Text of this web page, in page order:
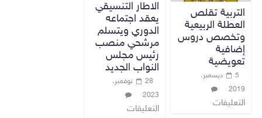
التربية تقلص
العطلة الربيعية
وتخصص دروس
إضافية
تعويضية
5 ديسمبر،
2019
التعليقات
الاطار التنسيقي
يعقد اجتماعه
الدوري ويتسلم
مرشحي منصب
رئيس مجلس
النواب الجديد
28 نوفمبر،
2023
التعليقات